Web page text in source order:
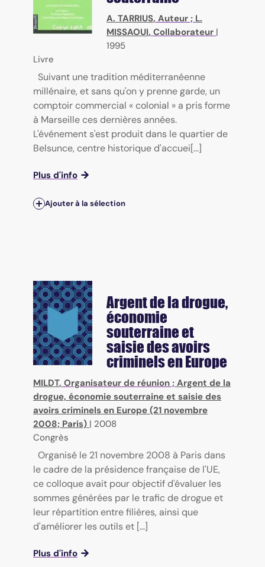
A. TARRIUS, Auteur ; L.
MISSAOUI, Collaborateur |
1995
Livre
Suivant une tradition méditerranéenne
millénaire, et sans qu'on y prenne garde, un
comptoir commercial « colonial » a pris forme
à Marseille ces dernières années.
L'événement s'est produit dans le quartier de
Belsunce, centre historique d'accuei[...]
Plus d'info
Ajouter à la sélection
Argent de la drogue,
économie
souterraine et
saisie des avoirs
criminels en Europe
MILDT, Organisateur de réunion ; Argent de la
drogue, économie souterraine et saisie des
avoirs criminels en Europe (21 novembre
2008; Paris) | 2008
Congrès
Organisé le 21 novembre 2008 à Paris dans
le cadre de la présidence française de l'UE,
ce colloque avait pour objectif d'évaluer les
sommes générées par le trafic de drogue et
leur répartition entre filières, ainsi que
d'améliorer les outils et [...]
Plus d'info